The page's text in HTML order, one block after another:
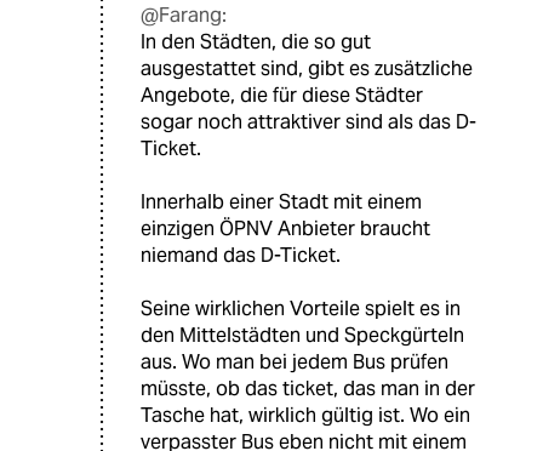
@Farang:
In den Städten, die so gut
ausgestattet sind, gibt es zusätzliche
Angebote, die für diese Städter
sogar noch attraktiver sind als das D-
Ticket.
Innerhalb einer Stadt mit einem
einzigen ÖPNV Anbieter braucht
niemand das D-Ticket.
Seine wirklichen Vorteile spielt es in
den Mittelstädten und Speckgürteln
aus. Wo man bei jedem Bus prüfen
müsste, ob das ticket, das man in der
Tasche hat, wirklich gültig ist. Wo ein
verpasster Bus eben nicht mit einem